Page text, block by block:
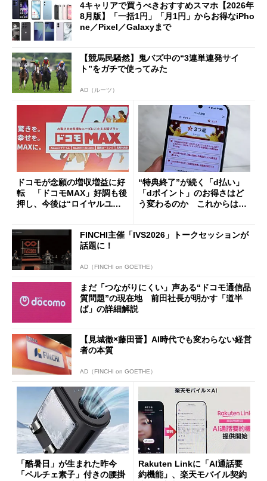
4キャリアで買うべきおすすめスマホ【2026年
8月版】「一括1円」「月1円」からお得なiPho
ne／Pixel／Galaxyまで
【競馬民騒然】鬼バズ中の“3連単連発サイ
ト”をガチで使ってみた
AD（ルーツ）
ドコモが念願の増収増益に好
転 「ドコモMAX」好調も後
押し、今後は“ロイヤルユー
“特典終了”が続く「d払い」
「dポイント」のお得さはど
う変わるのか これからは
FINCHI主催「IVS2026」トークセッションが
話題に！
AD（FINCHI on GOETHE）
まだ「つながりにくい」声ある“ドコモ通信品
質問題”の現在地 前田社長が明かす「道半
ば」の詳細解説
【見城徹×藤田晋】AI時代でも変わらない経営
者の本質
AD（FINCHI on GOETHE）
「酷暑日」が生まれた昨今
「ペルチェ素子」付きの腰掛
Rakuten Linkに「AI通話要
約機能」、楽天モバイル契約